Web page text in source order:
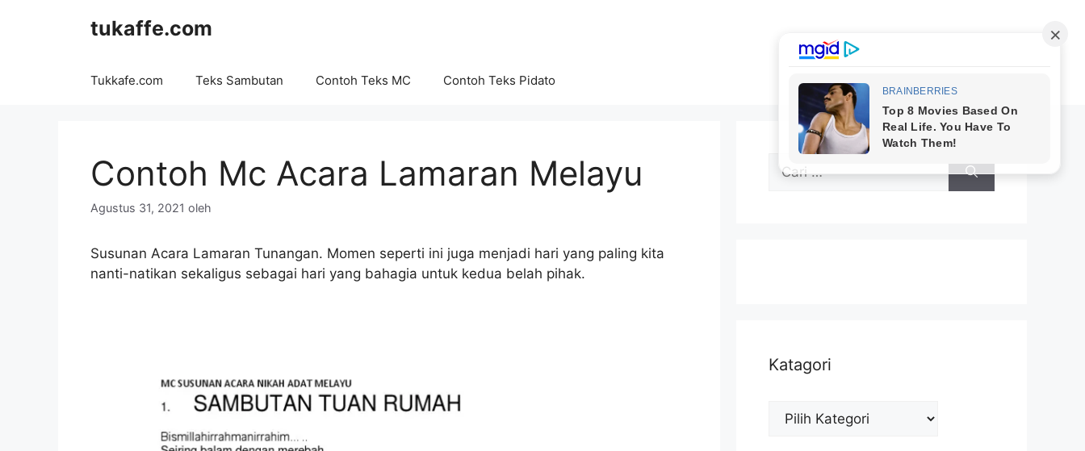
tukaffe.com
Tukkafe.com Teks Sambutan Contoh Teks MC Contoh Teks Pidato
Contoh Mc Acara Lamaran Melayu
Agustus 31, 2021 oleh
Susunan Acara Lamaran Tunangan. Momen seperti ini juga menjadi hari yang paling kita
nanti-natikan sekaligus sebagai hari yang bahagia untuk kedua belah pihak.
untuk:
Katagori
Katagori